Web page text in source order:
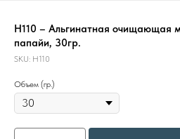
Н110 – Альгинатная очищающая
папайи, 30гр.
SKU: Н110
Объем (гр.)